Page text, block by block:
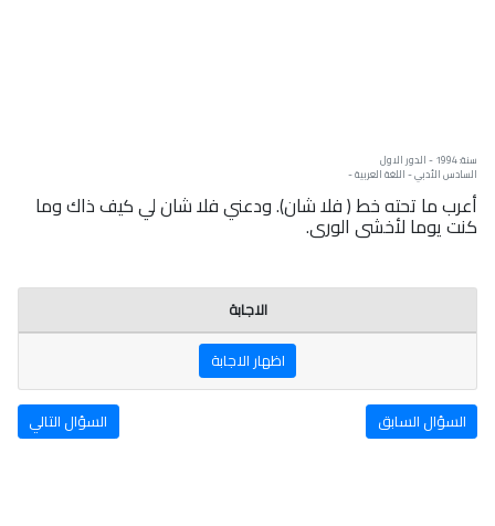
سنة: 1994 - الدور الاول
السادس الأدبي - اللغة العربية -
أعرب ما تحته خط ( فلا شان). ودعني فلا شان لي كيف ذاك وما
كنت يوما لأخشى الورى.
الاجابة
اظهار الاجابة
السؤال السابق السؤال التالي